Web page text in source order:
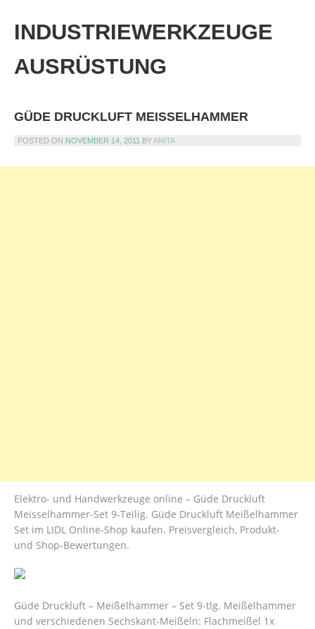
content
INDUSTRIEWERKZEUGE
AUSRÜSTUNG
GÜDE DRUCKLUFT MEISSELHAMMER
POSTED ON NOVEMBER 14, 2011 BYANITA
Elektro- und Handwerkzeuge online – Güde Druckluft
Meisselhammer-Set 9-Teilig. Güde Druckluft Meißelhammer
Set im LIDL Online-Shop kaufen. Preisvergleich, Produkt-
und Shop-Bewertungen.
Güde Druckluft – Meißelhammer – Set 9-tlg. Meißelhammer
und verschiedenen Sechskant-Meißeln: Flachmeißel 1x